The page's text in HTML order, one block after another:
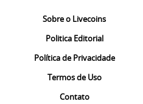
Sobre o Livecoins
Politica Editorial
Política de Privacidade
Termos de Uso
Contato